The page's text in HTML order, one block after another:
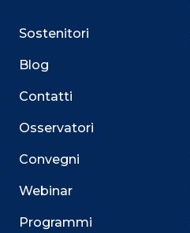
Sostenitori
Blog
Contatti
Osservatori
Convegni
Webinar
Programmi